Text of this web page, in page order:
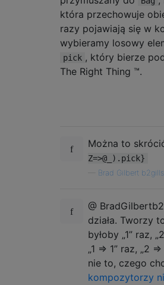
która przechowuje
razy pojawiają się w
wybieramy losowy
pick , który bierze
The Right Thing ™.
Można to
Z=>@_).pick}
Brad Gilbert b2gills
@
działa. Tworzy
byłoby „1” raz,
„1 => 1” raz, „2
nie to, czego
kompozytorzy